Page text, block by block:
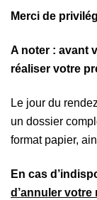
Merci de
A noter : avant
réaliser votre
Le jour du
un dossier
format papier,
En cas
d’annuler